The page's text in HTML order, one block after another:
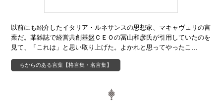
以前にも紹介したイタリア・ルネサンスの思想家、マキャヴェリの言
葉だ。某雑誌で経営共創基盤ＣＥＯの冨山和彦氏が引用していたのを
見て、「これは」と思い取り上げた。よかれと思ってやったこ…
ちからのある言葉【格言集・名言集】